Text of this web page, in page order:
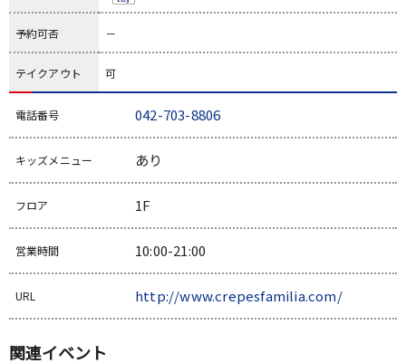
予約可否 －
テイクアウト 可
電話番号 042-703-8806
キッズメニュー あり
フロア 1F
営業時間 10:00-21:00
URL http://www.crepesfamilia.com/
関連イベント